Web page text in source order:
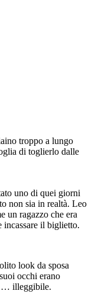
troppo a lungo
di toglierlo dalle
uno di quei giorni
non sia in realtà. Leo
un ragazzo che era
incassare il biglietto.
look da sposa
occhi erano
… illeggibile.